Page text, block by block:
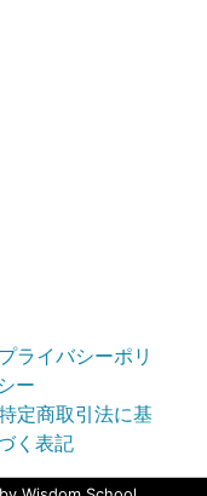
プライバシーポリ
シー
定商取引法に基
く表記